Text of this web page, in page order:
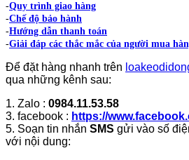
-Quy trình giao hàng
-Chế độ bảo hành
-Hướng dẫn thanh toán
-Giải đáp các thắc mắc của người mua
Để đặt hàng nhanh trên
qua những kênh sau:
1. Zalo : 0984.11.53.58
3. facebook : https://
5. Soạn tin nhắn SMS gửi vào số
với nội dung: